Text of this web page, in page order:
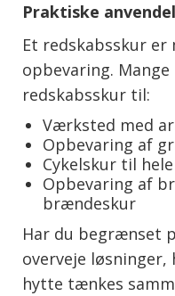
Praktiske
Et redskabsskur er
opbevaring.
redskabsskur til:
Værksted med
Opbevaring af
Cykelskur til
Opbevaring af
brændeskur
Har du begrænset
overveje løsninger,
hytte tænkes